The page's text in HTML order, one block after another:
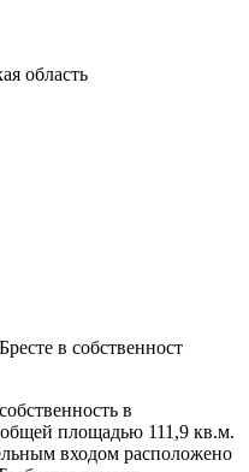
область
в собственност
в
общей площадью 111,9 кв.м.
входом расположено